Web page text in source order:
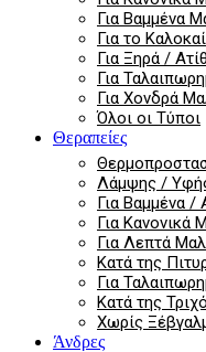
Για Βαμμένα
Για το
Για Ξηρά /
Για
Για Χονδρά
Όλοι οι Τύποι
Θεραπείες
Λάμψης /
Για Βαμμένα /
Για Κανονικά
Για Λεπτά
Κατά της
Για
Κατά της
Χωρίς
Άνδρες